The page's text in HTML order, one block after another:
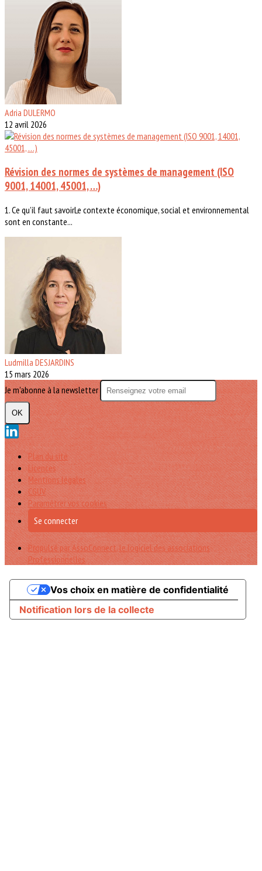
Adria DULERMO
12 avril 2026
Révision des normes de systèmes de management (ISO
9001, 14001, 45001, …)
1. Ce qu’il faut savoirLe contexte économique, social et environnemental
sont en constante...
Ludmilla DESJARDINS
15 mars 2026
Je m'abonne à la newsletter
OK
Plan du site
Licences
Mentions légales
CGUV
Paramétrer vos cookies
Se connecter
Propulsé par AssoConnect, le logiciel des associations
Professionnelles
Notification lors de la collecte
Vos choix en matière de confidentialité